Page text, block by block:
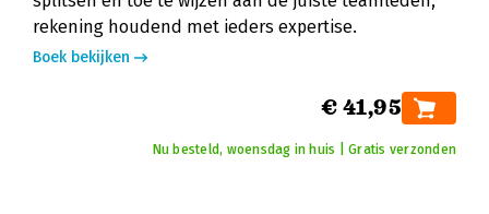
rekening houdend met ieders expertise.
Boek bekijken
€ 41,95
Nu besteld, woensdag in huis | Gratis verzonden